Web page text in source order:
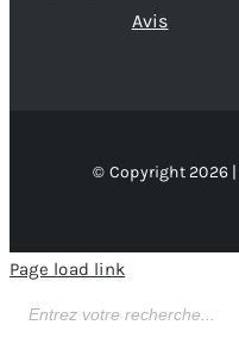
Avis
© Copyright 2026
Page load link
de